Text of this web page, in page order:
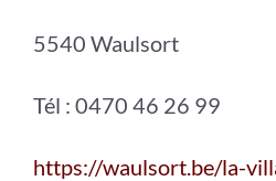
5540 Waulsort
Tél : 0470 46 26 99
https://waulsort.be/la-